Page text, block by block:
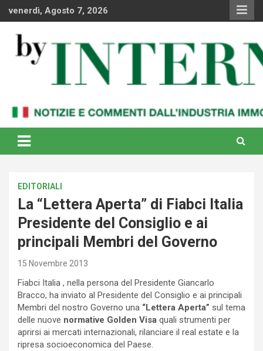
venerdì, Agosto 7, 2026
By Internews
internazionale
EDITORIALI
La “Lettera Aperta” di Fiabci Italia
Presidente del Consiglio e ai
principali Membri del Governo
15 Novembre 2013
Fiabci Italia , nella persona del Presidente Giancarlo
Bracco, ha inviato al Presidente del Consiglio e ai principali
Membri del nostro Governo una “Lettera Aperta” sul tema
delle nuove normative Golden Visa quali strumenti per
aprirsi ai mercati internazionali, rilanciare il real estate e la
ripresa socioeconomica del Paese.